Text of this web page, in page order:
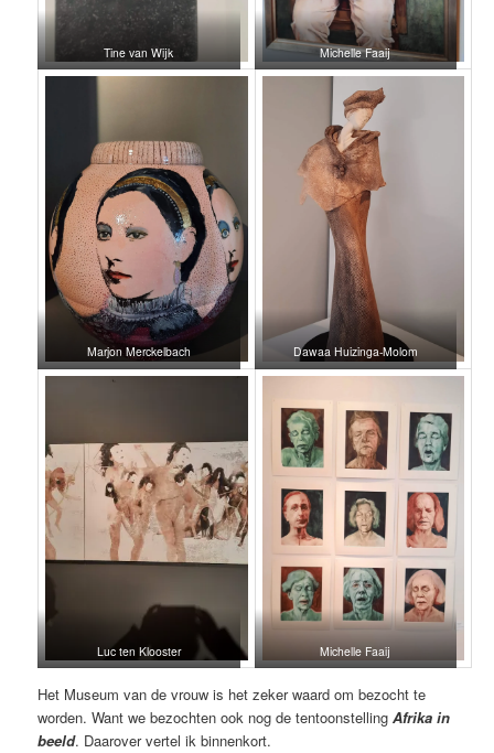
Tine van Wijk Michelle Faaij
Marjon Merckelbach Dawaa Huizinga-Molom
Luc ten Klooster Michelle Faaij
Het Museum van de vrouw is het zeker waard om bezocht te
worden. Want we bezochten ook nog de tentoonstellingAfrika in
beeld. Daarover vertel ik binnenkort.